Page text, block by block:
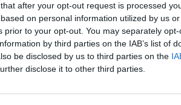
after your opt-out request is processed
on personal information utilized by us
prior to your opt-out. You may separately
by third parties on the IAB’s list of
be disclosed by us to third parties on the
disclose it to other third parties.